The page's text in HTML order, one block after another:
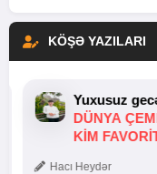
KÖŞƏ YAZILARI
Yuxusuz
DÜNYA
KIM
Hacı Heydər